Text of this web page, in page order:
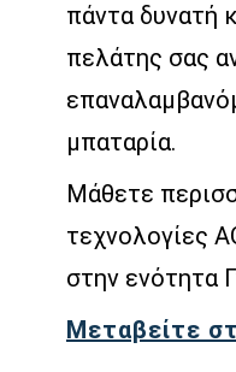
πάντα δυνατή
πελάτης σας
μπαταρία.
Μάθετε
τεχνολογίες
στην ενότητα
Μεταβείτε